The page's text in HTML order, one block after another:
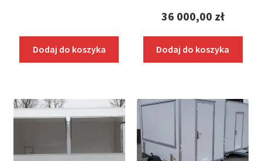
Dodaj do koszyka
36 000,00 zł
Dodaj do koszyka